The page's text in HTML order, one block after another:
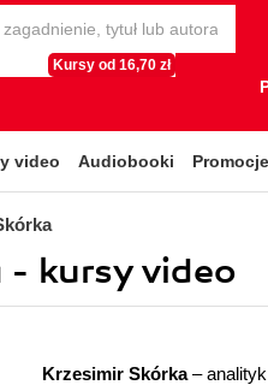
Kursy od 16,70 zł
video Audiobooki Promocje
- kursy video
Krzesimir Skórka– analityk